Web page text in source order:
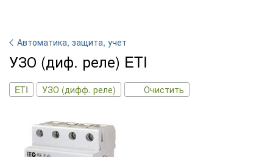
Автоматика, защита, учет
УЗО (диф. реле) ETI
ETI УЗО (дифф. реле) Очистить